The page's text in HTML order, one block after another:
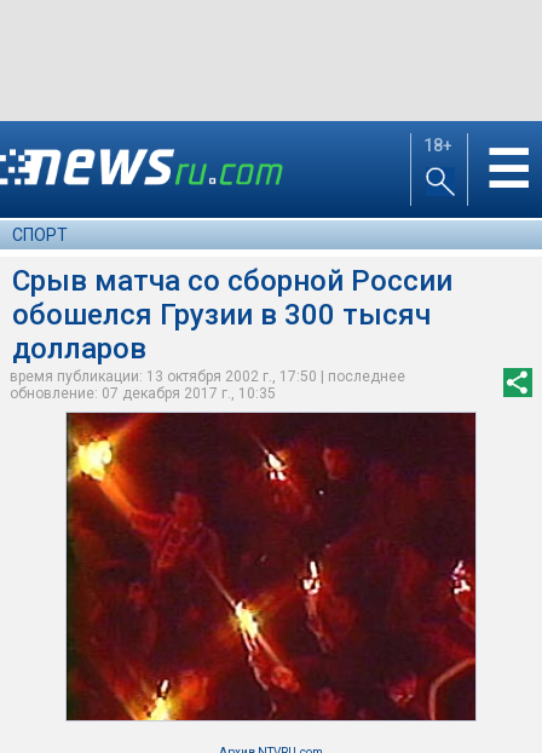
18+ ☰
СПОРТ
Срыв матча со сборной России
обошелся Грузии в 300 тысяч
долларов
время публикации: 13 октября 2002 г., 17:50 | последнее
обновление: 07 декабря 2017 г., 10:35